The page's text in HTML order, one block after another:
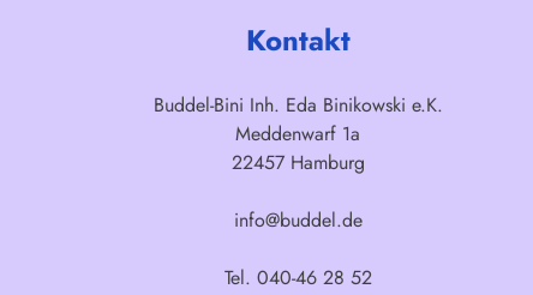
Kontakt
Buddel-Bini Inh. Eda Binikowski e.K.
Meddenwarf 1a
22457 Hamburg
info@buddel.de
Tel. 040-46 28 52